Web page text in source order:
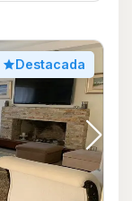
Destacada